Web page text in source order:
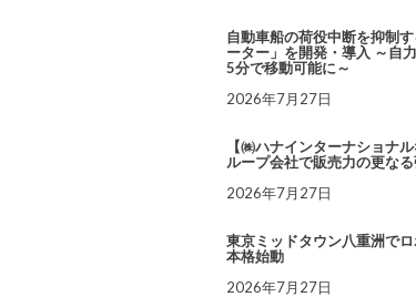
自動車船の荷役中断を抑制
ーター」を開発・導入 ～自
5分で移動可能に～
2026年7月27日
【㈱ハナインターナショナ
ループ会社で販売力の更なる
2026年7月27日
東京ミッドタウン八重洲で
本格始動
2026年7月27日